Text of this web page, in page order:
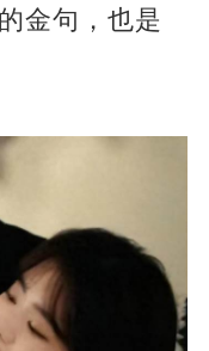
金句，也是